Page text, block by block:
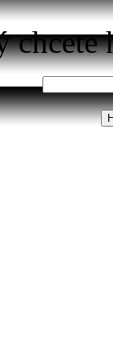
chcete